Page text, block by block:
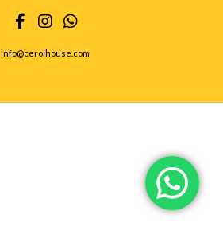
info@cerolhouse.com